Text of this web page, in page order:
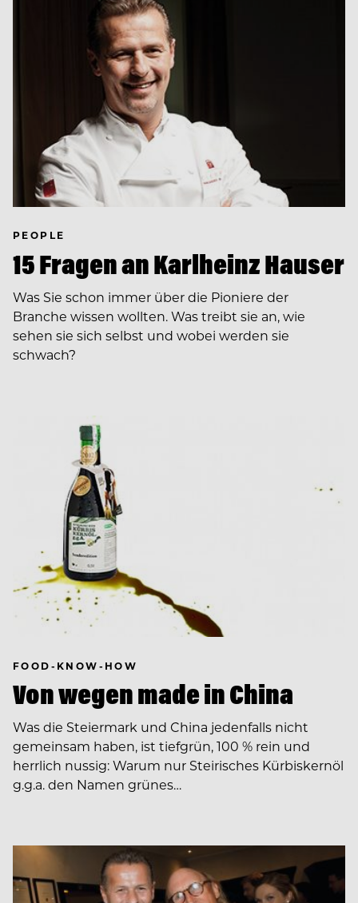
PEOPLE
15 Fragen an Karlheinz Hauser
Was Sie schon immer über die Pioniere der
Branche wissen wollten. Was treibt sie an, wie
sehen sie sich selbst und wobei werden sie
schwach?
FOOD-KNOW-HOW
Von wegen made in China
Was die Steiermark und China jedenfalls nicht
gemeinsam haben, ist tiefgrün, 100 % rein und
herrlich nussig: Warum nur Steirisches Kürbiskernöl
g.g.a. den Namen grünes…